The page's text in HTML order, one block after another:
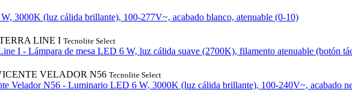
3000K (luz cálida brillante), 100-277V~, acabado blanco, atenuable (0-10)
LINE I Tecnolite Select
I - Lámpara de mesa LED 6 W, luz cálida suave (2700K), filamento atenuable (botón
VELADOR N56 Tecnolite Select
Velador N56 - Luminario LED 6 W, 3000K (luz cálida brillante), 100-240V~, acabado